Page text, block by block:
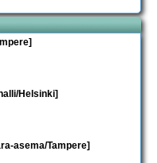
Helsinki]
asema/Tampere]